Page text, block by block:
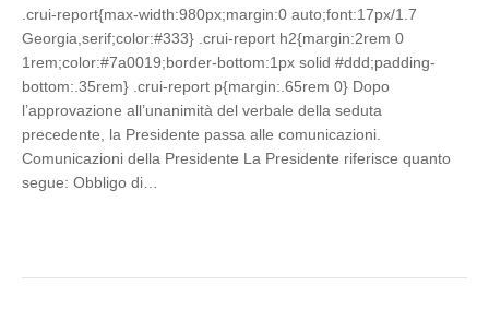
.crui-report{max-width:980px;margin:0 auto;font:17px/1.7
Georgia,serif;color:#333} .crui-report h2{margin:2rem 0
1rem;color:#7a0019;border-bottom:1px solid #ddd;padding-
bottom:.35rem} .crui-report p{margin:.65rem 0} Dopo
l’approvazione all’unanimità del verbale della seduta
precedente, la Presidente passa alle comunicazioni.
Comunicazioni della Presidente La Presidente riferisce quanto
segue: Obbligo di…